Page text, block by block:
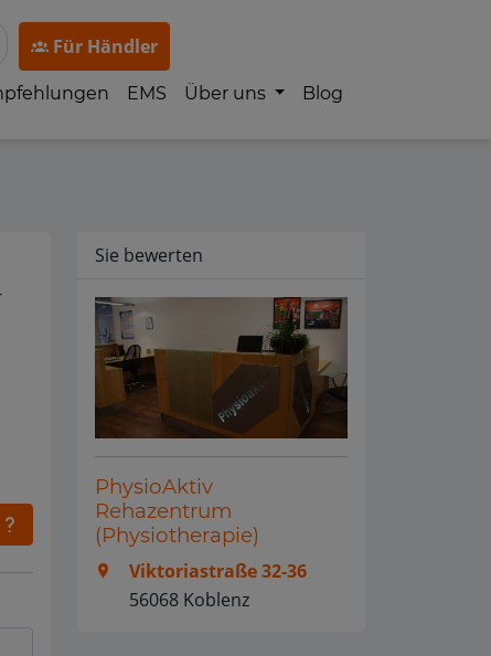
Für Händler
EMS Über uns Blog
Sie bewerten
PhysioAktiv
Rehazentrum
(Physiotherapie)
Viktoriastraße 32-36
56068 Koblenz